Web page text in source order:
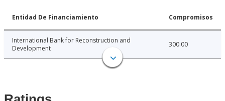
Entidad De Financiamiento Compromisos
International Bank for Reconstruction and
Development
300.00